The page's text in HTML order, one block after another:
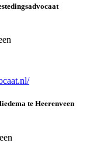
te Heerenveen